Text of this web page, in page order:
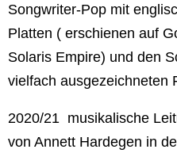
Songwriter-Pop mit
Platten ( erschienen auf
Solaris Empire) und den
vielfach ausgezeichneten
2020/21 musikalische
von Annett Hardegen in